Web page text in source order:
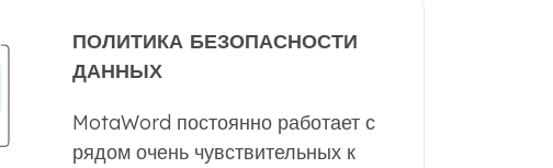
ПОЛИТИКА БЕЗОПАСНОСТИ
ДАННЫХ
MotaWord постоянно работает с
рядом очень чувствительных к